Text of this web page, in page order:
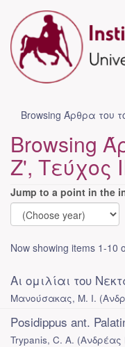
Browsing Άρθρα του
Browsing
Ζ', Τεύχος
Jump to a point in the
Now showing items 1-10
Αι ομιλίαι του
Μανούσακας, Μ. Ι. (
Posidippus ant.
Trypanis, C. A. (Ανδρέας